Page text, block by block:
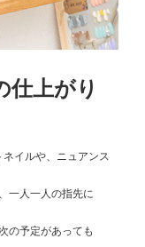
仕上がり
イルや、ニュアンス
一人一人の指先に
の予定があっても